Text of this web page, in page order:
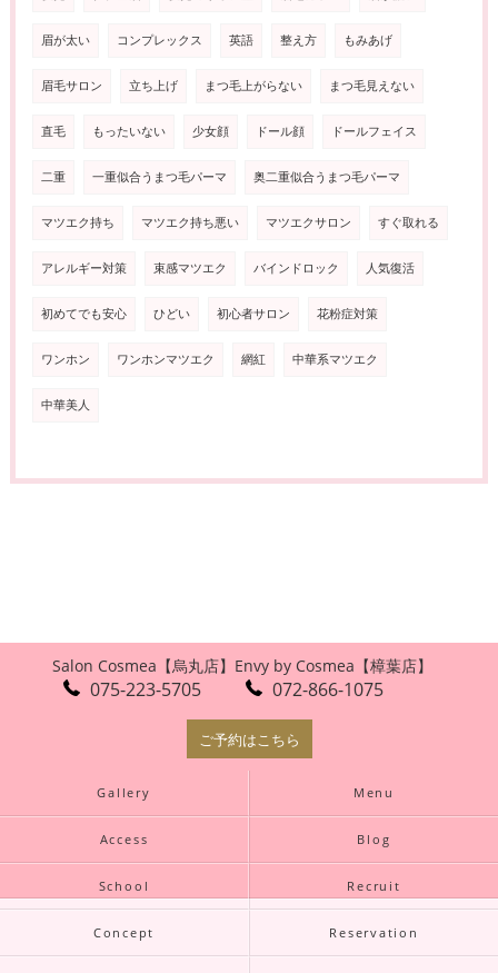
眉が太い コンプレックス 英語 整え方 もみあげ
眉毛サロン 立ち上げ まつ毛上がらない まつ毛見えない
直毛 もったいない 少女顔 ドール顔 ドールフェイス
二重 一重似合うまつ毛パーマ 奥二重似合うまつ毛パーマ
マツエク持ち マツエク持ち悪い マツエクサロン すぐ取れる
アレルギー対策 束感マツエク バインドロック 人気復活
初めてでも安心 ひどい 初心者サロン 花粉症対策
ワンホン ワンホンマツエク 網紅 中華系マツエク
中華美人
Salon Cosmea【烏丸店】
075-223-5705
Envy by Cosmea【樟葉店】
072-866-1075
ご予約はこちら
Gallery Menu
Access Blog
School Recruit
Concept Reservation